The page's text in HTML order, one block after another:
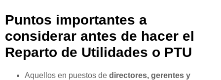
Puntos importantes a
considerar antes de hacer el
Reparto de Utilidades o PTU
Aquellos en puestos de directores, gerentes y